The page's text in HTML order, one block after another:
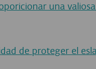
una
de proteger el